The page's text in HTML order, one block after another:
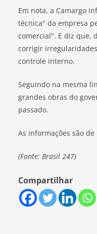
Em nota, a Camargo
técnica" da empresa
comercial". E diz que,
corrigir
controle interno.
Seguindo na mesma
grandes obras do
passado.
As informações são
(Fonte: Brasil 247)
Compartilhar